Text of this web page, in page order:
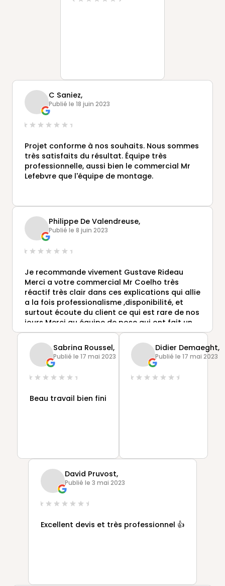
C Saniez,
Publié le 18 juin 2023
Projet conforme à nos souhaits. Nous sommes
très satisfaits du résultat. Équipe très
professionnelle, aussi bien le commercial Mr
Lefebvre que l'équipe de montage.
Philippe De Valendreuse,
Publié le 8 juin 2023
Je recommande vivement Gustave Rideau
Merci a votre commercial Mr Coelho très
réactif très clair dans ces explications qui allie
a la fois professionalisme ,disponibilité, et
surtout écoute du client ce qui est rare de nos
jours Merci au équipe de pose qui ont fait un
travail remarquable le chantier était propre
tout était impeccable après leur départ Une
entreprise vraiment sérieuse
Sabrina Roussel,
Publié le 17 mai 2023
Beau travail bien fini
Didier Demaeght,
Publié le 17 mai 2023
David Pruvost,
Publié le 3 mai 2023
Excellent devis et très professionnel 👍